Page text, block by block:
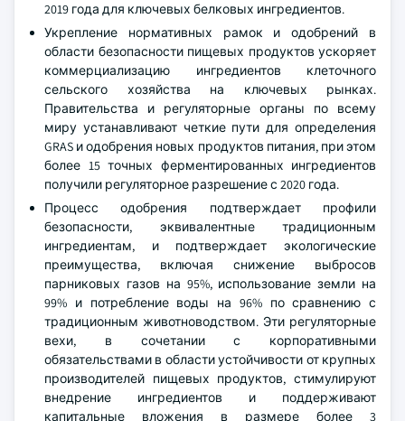
2019 года для ключевых белковых ингредиентов.
Укрепление нормативных рамок и одобрений в
области безопасности пищевых продуктов ускоряет
коммерциализацию ингредиентов клеточного
сельского хозяйства на ключевых рынках.
Правительства и регуляторные органы по всему
миру устанавливают четкие пути для определения
GRAS и одобрения новых продуктов питания, при этом
более 15 точных ферментированных ингредиентов
получили регуляторное разрешение с 2020 года.
Процесс одобрения подтверждает профили
безопасности, эквивалентные традиционным
ингредиентам, и подтверждает экологические
преимущества, включая снижение выбросов
парниковых газов на 95%, использование земли на
99% и потребление воды на 96% по сравнению с
традиционным животноводством. Эти регуляторные
вехи, в сочетании с корпоративными
обязательствами в области устойчивости от крупных
производителей пищевых продуктов, стимулируют
внедрение ингредиентов и поддерживают
капитальные вложения в размере более 3